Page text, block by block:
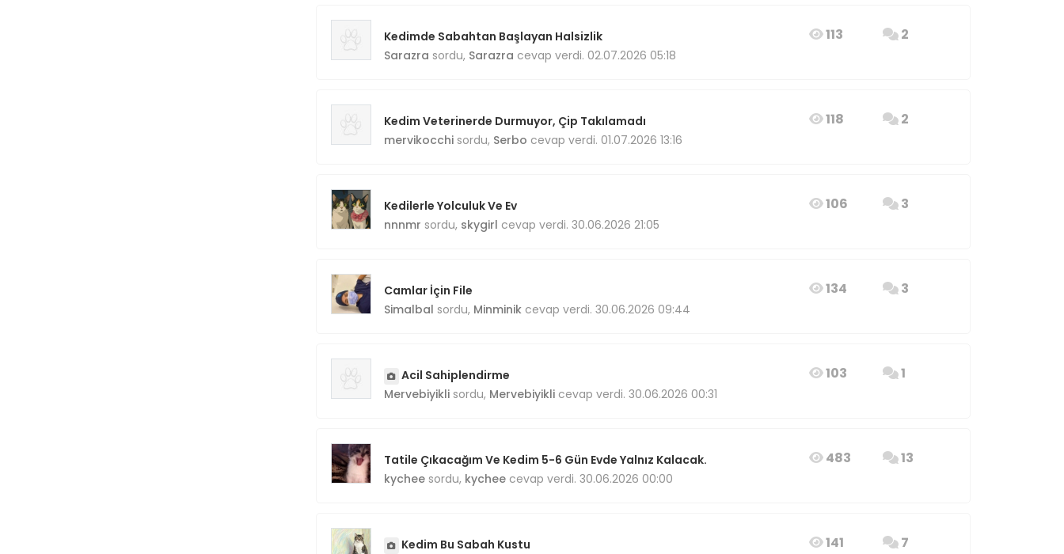
Kedimde Sabahtan Başlayan Halsizlik
Sarazra sordu, Sarazra cevap verdi. 02.07.2026 05:18
2
113
Kedim Veterinerde Durmuyor, Çip Takılamadı
mervikocchisordu, Serbo cevap verdi. 01.07.2026 13:16
2
118
Kedilerle Yolculuk Ve Ev
nnnmr sordu, skygirl cevap verdi. 30.06.2026 21:05
3
106
Camlar İçin File
Simalbal sordu, Minminikcevap verdi. 30.06.2026 09:44
3
134
Acil Sahiplendirme
Mervebiyiklisordu, Mervebiyiklicevap verdi. 30.06.2026 00:31
1
103
Tatile Çıkacağım Ve Kedim 5-6 Gün Evde Yalnız Kalacak.
kycheesordu, kycheecevap verdi. 30.06.2026 00:00
13
483
Kedim Bu Sabah Kustu
7
141